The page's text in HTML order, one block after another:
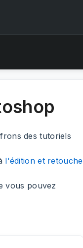
des tutoriels
l'édition et retouche
vous pouvez